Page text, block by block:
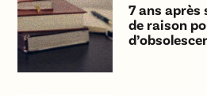
7 ans après
de raison